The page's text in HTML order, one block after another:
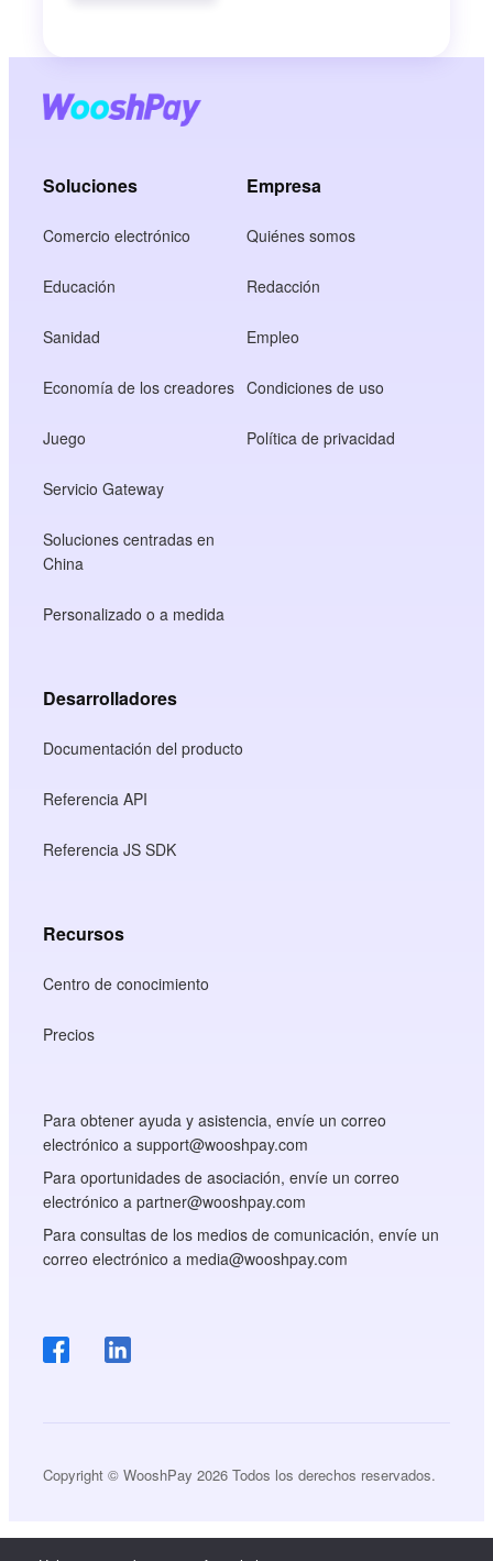
Soluciones
Comercio electrónico
Educación
Sanidad
Economía de los creadores
Juego
Servicio Gateway
Soluciones centradas en
China
Personalizado o a medida
Empresa
Quiénes somos
Redacción
Empleo
Condiciones de uso
Política de privacidad
Desarrolladores
Documentación del producto
Referencia API
Referencia JS SDK
Recursos
Centro de conocimiento
Precios
Para obtener ayuda y asistencia, envíe un correo
electrónico a support@wooshpay.com
Para oportunidades de asociación, envíe un correo
electrónico a partner@wooshpay.com
Para consultas de los medios de comunicación, envíe un
correo electrónico a media@wooshpay.com
Copyright © WooshPay 2026 Todos los derechos reservados.